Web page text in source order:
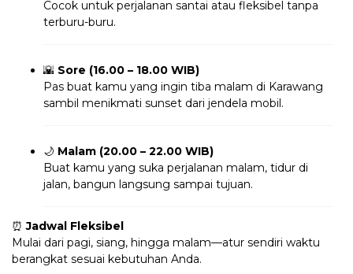
Cocok untuk perjalanan santai atau fleksibel tanpa
terburu-buru.
🌇 Sore (16.00 – 18.00 WIB)
Pas buat kamu yang ingin tiba malam di Karawang
sambil menikmati sunset dari jendela mobil.
🌙 Malam (20.00 – 22.00 WIB)
Buat kamu yang suka perjalanan malam, tidur di
jalan, bangun langsung sampai tujuan.
⏰Jadwal Fleksibel
Mulai dari pagi, siang, hingga malam—atur sendiri waktu
berangkat sesuai kebutuhan Anda.